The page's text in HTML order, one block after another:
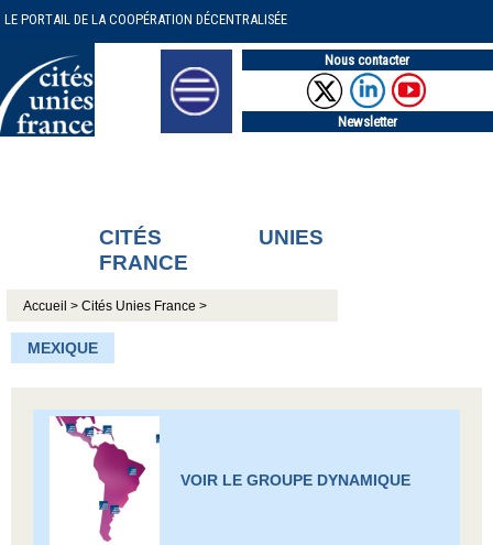
LE PORTAIL DE LA COOPÉRATION DÉCENTRALISÉE
Nous contacter
Newsletter
CITÉS UNIES
FRANCE
Accueil >Cités Unies France >
MEXIQUE
VOIR LE GROUPE DYNAMIQUE